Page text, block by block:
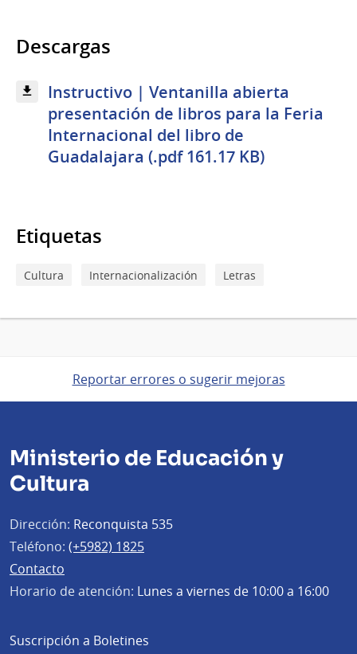
Descargas
Instructivo | Ventanilla abierta
presentación de libros para la Feria
Internacional del libro de
Guadalajara (.pdf 161.17 KB)
Etiquetas
Cultura Internacionalización Letras
Reportar errores o sugerir mejoras
Ministerio de Educación y
Cultura
Dirección: Reconquista 535
Teléfono: (+5982) 1825
Contacto
Horario de atención: Lunes a viernes de 10:00 a 16:00
Suscripción a Boletines